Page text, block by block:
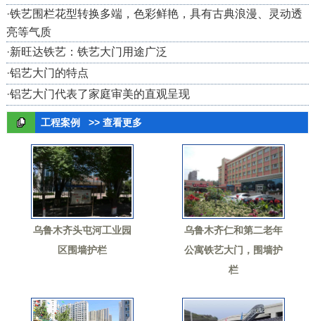
·铁艺围栏花型转换多端，色彩鲜艳，具有古典浪漫、灵动透
亮等气质
·新旺达铁艺：铁艺大门用途广泛
·铝艺大门的特点
·铝艺大门代表了家庭审美的直观呈现
工程案例 >> 查看更多
乌鲁木齐头屯河工业园
区围墙护栏
乌鲁木齐仁和第二老年
公寓铁艺大门，围墙护
栏